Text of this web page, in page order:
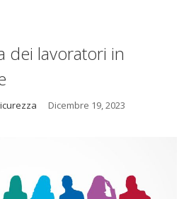
dei lavoratori in
Dicembre 19, 2023